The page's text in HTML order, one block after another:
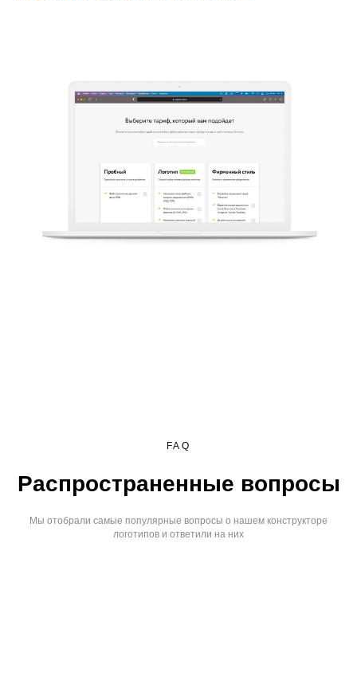
FAQ
Распространенные вопросы
Мы отобрали самые популярные вопросы о нашем конструкторе
логотипов и ответили на них